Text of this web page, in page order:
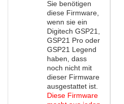
Sie benötigen
diese Firmware,
wenn sie ein
Digitech GSP21,
GSP21 Pro oder
GSP21 Legend
haben, dass
noch nicht mit
dieser Firmware
ausgestattet ist.
Diese Firmware